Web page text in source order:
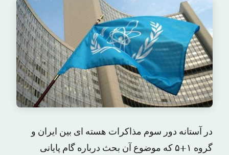
در آستانه دور سوم مذاکرات هسته ای بین ایران و
گروه ۱+۵ که موضوع آن بحث درباره گام پایانی